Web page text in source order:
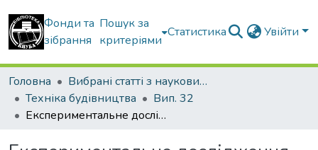
Фонди та
зібрання
Пошук за
критеріями
Статистика Увійти
Головна
Вибрані статті з наукових збірників КНУБА
Техніка будівництва
Вип. 32
Експериментальне дослідження впливу конструкції барабана гравітаційного змішувача та його лопатей на якість перемішування будівельних сумішей